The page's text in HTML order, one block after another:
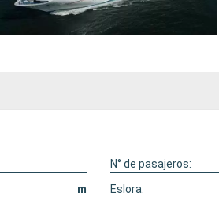
N° de pasajeros:
m Eslora: